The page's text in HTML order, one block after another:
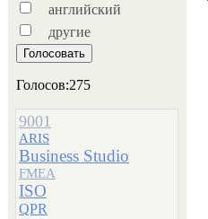
английский
другие
Голосов:275
9001
ARIS
Business Studio
FMEA
ISO
QPR